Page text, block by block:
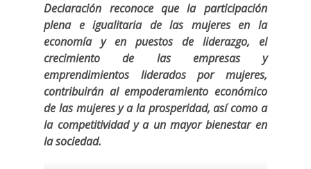
Declaración reconoce que la participación
plena e igualitaria de las mujeres en la
economía y en puestos de liderazgo, el
crecimiento de las empresas y
emprendimientos liderados por mujeres,
contribuirán al empoderamiento económico
de las mujeres y a la prosperidad, así como a
la competitividad y a un mayor bienestar en
la sociedad.